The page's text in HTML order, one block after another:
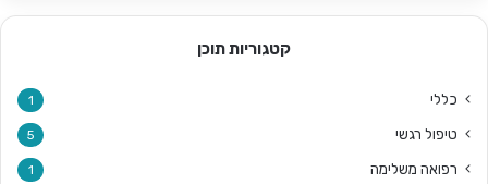
קטגוריות תוכן
כללי 1
טיפול רגשי 5
רפואה משלימה 1